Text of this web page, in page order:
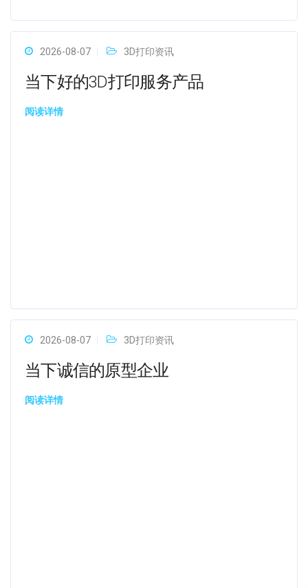
2026-08-07 3D打印资讯
当下好的3D打印服务产品
阅读详情
2026-08-07 3D打印资讯
当下诚信的原型企业
阅读详情